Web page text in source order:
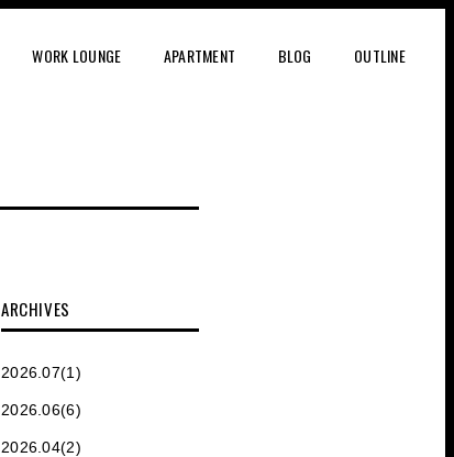
WORK LOUNGE APARTMENT BLOG OUTLINE
ARCHIVES
2026.07(1)
2026.06(6)
2026.04(2)